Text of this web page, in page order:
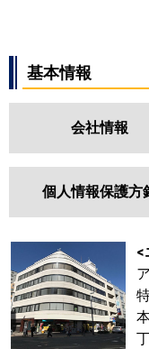
基本情報
会社情報
個人情報保護方
<